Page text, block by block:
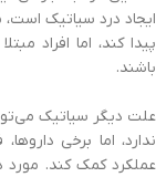
ایجاد درد سیاتیک
پیدا کند، اما افراد
باشند.
علت دیگر سیاتیک
ندارد، اما برخی
عملکرد کمک کند. مورد